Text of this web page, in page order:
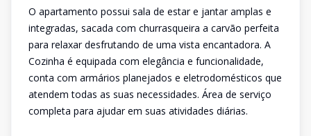
O apartamento possui sala de estar e jantar amplas e
integradas, sacada com churrasqueira a carvão perfeita
para relaxar desfrutando de uma vista encantadora. A
Cozinha é equipada com elegância e funcionalidade,
conta com armários planejados e eletrodomésticos que
atendem todas as suas necessidades. Área de serviço
completa para ajudar em suas atividades diárias.